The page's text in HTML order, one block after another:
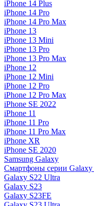
iPhone 14 Plus
iPhone 14 Pro
iPhone 14 Pro Max
iPhone 13
iPhone 13 Mini
iPhone 13 Pro
iPhone 13 Pro Max
iPhone 12
iPhone 12 Mini
iPhone 12 Pro
iPhone 12 Pro Max
iPhone SE 2022
iPhone 11
iPhone 11 Pro
iPhone 11 Pro Max
iPhone XR
iPhone SE 2020
Samsung Galaxy
Смартфоны серии Galaxy
Galaxy S22 Ultra
Galaxy S23
Galaxy S23FE